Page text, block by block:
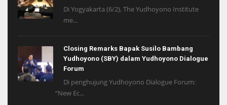
Di Yogyakarta (6/2), The Yudhoyono Institute
me...
Closing Remarks Bapak Susilo Bambang
Yudhoyono (SBY) dalam Yudhoyono Dialogue
Forum
Di penghujung Yudhoyono Dialogue Forum:
“New Ec...